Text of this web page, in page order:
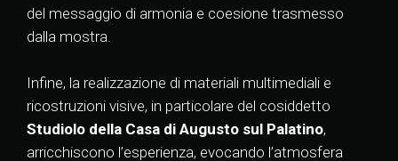
del messaggio di armonia e coesione trasmesso
dalla mostra.
Infine, la realizzazione di materiali multimediali e
ricostruzioni visive, in particolare del cosiddetto
Studiolo della Casa di Augusto sul Palatino,
arricchiscono l’esperienza, evocando l’atmosfera